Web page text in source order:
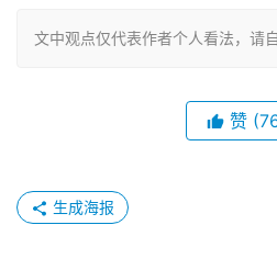
文中观点仅代表作者个人看法，请
赞
生成海报